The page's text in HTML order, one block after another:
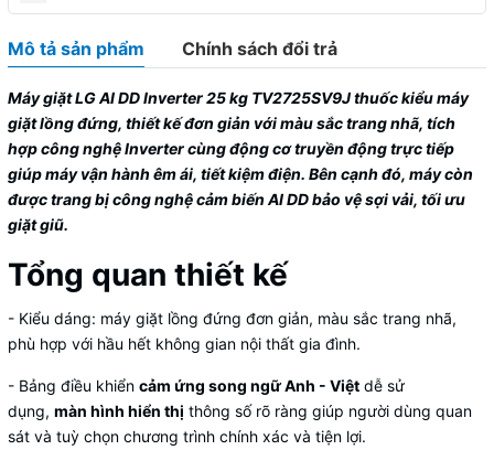
Mô tả sản phẩm Chính sách đổi trả
Máy giặt LG AI DD Inverter 25 kg TV2725SV9Jthuốc kiểu máy
giặt lồng đứng, thiết kế đơn giản với màu sắc trang nhã, tích
hợp công nghệ Inverter cùng động cơ truyền động trực tiếp
giúp máy vận hành êm ái, tiết kiệm điện. Bên cạnh đó, máy còn
được trang bị công nghệ cảm biến AI DD bảo vệ sợi vải, tối ưu
giặt giũ.
Tổng quan thiết kế
- Kiểu dáng: máy giặt lồng đứng đơn giản, màu sắc trang nhã,
phù hợp với hầu hết không gian nội thất gia đình.
- Bảng điều khiển cảm ứng song ngữ Anh - Việt dễ sử
dụng, màn hình hiển thị thông số rõ ràng giúp người dùng quan
sát và tuỳ chọn chương trình chính xác và tiện lợi.